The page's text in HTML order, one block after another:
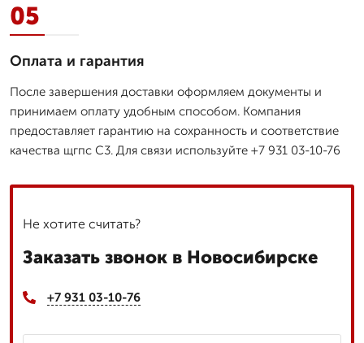
05
Оплата и гарантия
После завершения доставки оформляем документы и
принимаем оплату удобным способом. Компания
предоставляет гарантию на сохранность и соответствие
качества щгпс С3. Для связи используйте +7 931 03-10-76
Не хотите считать?
Заказать звонок в Новосибирске
+7 931 03-10-76